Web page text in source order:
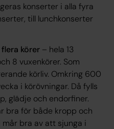
konserter i alla fyra
till lunchkonserter
körer – hela 13
8 vuxenkörer. Som
körliv. Omkring 600
i körövningar. Då fylls
glädje och endorfiner.
bra för både kropp och
mår bra av att sjunga i